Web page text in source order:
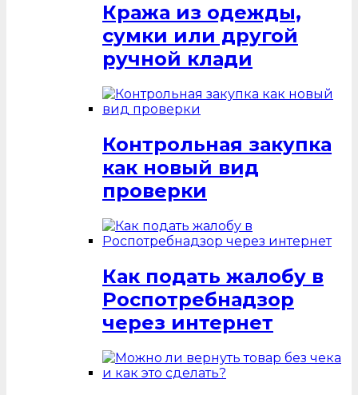
Кража из одежды,
сумки или другой
ручной клади
Контрольная закупка
как новый вид
проверки
Как подать жалобу в
Роспотребнадзор
через интернет